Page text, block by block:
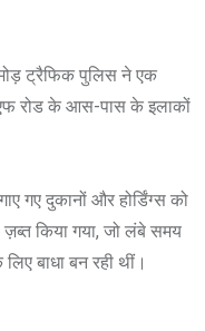
ट्रैफिक पुलिस ने एक
रोड के आस-पास के इलाकों
गए दुकानों और होर्डिंग्स को
ज़ब्त किया गया, जो लंबे समय
बाधा बन रही थीं।